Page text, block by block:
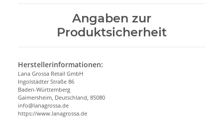
Angaben zur
Produktsicherheit
Herstellerinformationen:
Lana Grossa Retail GmbH
Ingolstädter Straße 86
Baden-Württemberg
Gaimersheim, Deutschland, 85080
info@lanagrossa.de
https://www.lanagrossa.de